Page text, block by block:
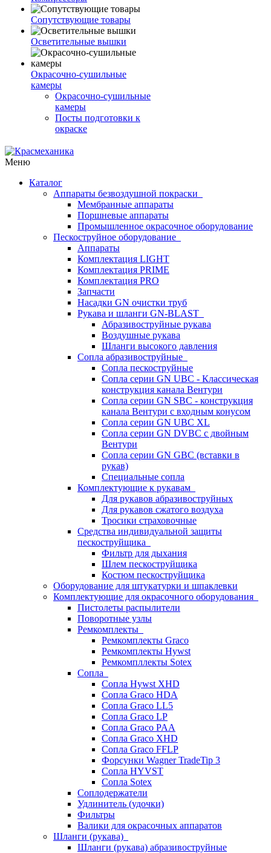
Сопутствующие товары
Осветительные вышки
Окрасочно-сушильные
камеры
Окрасочно-сушильные
камеры
Посты подготовки к
окраске
Меню
Каталог
Аппараты безвоздушной покраски
Мембранные аппараты
Поршневые аппараты
Промышленное окрасочное оборудование
Пескоструйное оборудование
Аппараты
Комплектация LIGHT
Комплектация PRIME
Комплектация PRO
Запчасти
Насадки GN очистки труб
Рукава и шланги GN-BLAST
Абразивоструйные рукава
Воздушные рукава
Шланги высокого давления
Сопла абразивоструйные
Сопла пескоструйные
Сопла серии GN UBC - Классическая
конструкция канала Вентури
Сопла серии GN SBC - конструкция
канала Вентури c входным конусом
Сопла серии GN UBC XL
Сопла серии GN DVBC с двойным
Вентури
Сопла серии GN GBC (вставки в
рукав)
Специальные сопла
Комплектующие к рукавам
Для рукавов абразивоструйных
Для рукавов сжатого воздуха
Тросики страховочные
Средства индивидуальной защиты
пескоструйщика
Фильтр для дыхания
Шлем пескоструйщика
Костюм пескоструйщика
Оборудование для штукатурки и шпаклевки
Комплектующие для окрасочного оборудования
Пистолеты распылители
Поворотные узлы
Ремкомплекты
Ремкомплекты Graco
Ремкомплекты Hywst
Ремкомпллекты Sotex
Сопла
Сопла Hywst XHD
Сопла Graco HDA
Сопла Graco LL5
Сопла Graco LP
Сопла Graco PAA
Сопла Graco XHD
Сопла Graco FFLP
Форсунки Wagner TradeTip 3
Сопла HYVST
Сопла Sotex
Соплодержатели
Удлинитель (удочки)
Фильтры
Валики для окрасочных аппаратов
Шланги (рукава)
Шланги (рукава) абразивоструйные